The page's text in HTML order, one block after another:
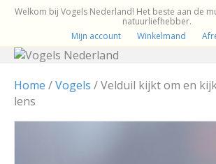
Welkom bij Vogels Nederland! Het beste aan de
natuurliefhebber.
Mijn account
Winkelmand
Home /Vogels / Velduil kijkt om en
lens